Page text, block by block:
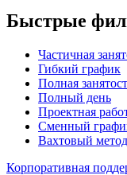
Быстрые
Частичная
Гибкий график
Полная
Полный день
Проектная
Сменный
Вахтовый метод
Корпоративная